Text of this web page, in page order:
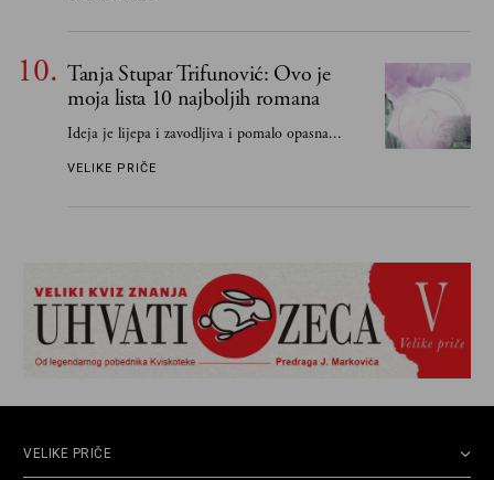
Tanja Stupar Trifunović: Ovo je
moja lista 10 najboljih romana
Ideja je lijepa i zavodljiva i pomalo opasna...
VELIKE PRIČE
VELIKE PRIČE